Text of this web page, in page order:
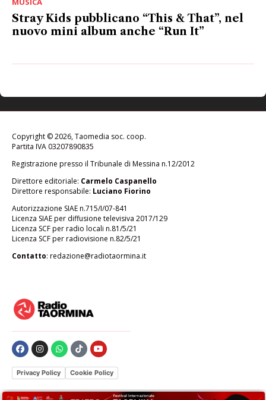
Stray Kids pubblicano “This & That”, nel
nuovo mini album anche “Run It”
Privacy Policy Cookie Policy
Le tue preferenze relative alla privacy
Copyright © 2026, Taomedia soc. coop.
Partita IVA 03207890835
Registrazione presso il Tribunale di Messina n.12/2012
Direttore editoriale: Carmelo Caspanello
Direttore responsabile: Luciano Fiorino
Autorizzazione SIAE n.715/I/07-841
Licenza SIAE per diffusione televisiva 2017/129
Licenza SCF per radio locali n.81/5/21
Licenza SCF per radiovisione n.82/5/21
Contatto: redazione@radiotaormina.it